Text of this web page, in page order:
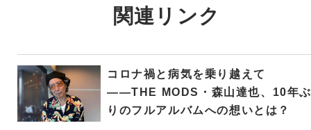
関連リンク
コロナ禍と病気を乗り越えて
――THE MODS・森山達也、10年ぶ
りのフルアルバムへの想いとは？